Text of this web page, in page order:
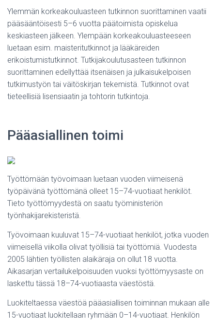
Ylemmän korkeakouluasteen tutkinnon suorittaminen vaatii
pääsääntöisesti 5–6 vuotta päätoimista opiskelua
keskiasteen jälkeen. Ylempään korkeakouluasteeseen
luetaan esim. maisteritutkinnot ja lääkäreiden
erikoistumistutkinnot. Tutkijakoulutusasteen tutkinnon
suorittaminen edellyttää itsenäisen ja julkaisukelpoisen
tutkimustyön tai väitöskirjan tekemistä. Tutkinnot ovat
tieteellisiä lisensiaatin ja tohtorin tutkintoja.
Pääasiallinen toimi
Työttömään työvoimaan luetaan vuoden viimeisenä
työpäivänä työttömänä olleet 15–74-vuotiaat henkilöt.
Tieto työttömyydestä on saatu työministeriön
työnhakijarekisteristä.
Työvoimaan kuuluvat 15–74-vuotiaat henkilöt, jotka vuoden
viimeisellä viikolla olivat työllisiä tai työttömiä. Vuodesta
2005 lähtien työllisten alaikäraja on ollut 18 vuotta.
Aikasarjan vertailukelpoisuuden vuoksi työttömyysaste on
laskettu tässä 18–74-vuotiaasta väestöstä.
Luokiteltaessa väestöä pääasiallisen toiminnan mukaan alle
15-vuotiaat luokitellaan ryhmään 0–14-vuotiaat. Henkilön